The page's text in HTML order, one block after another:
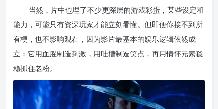
当然，片中也埋了不少更深层的游戏彩蛋，某些设定和
能力，可能只有资深玩家才能立刻看懂。但即便你接不到所
有梗，也不影响观看，因为影片最基本的娱乐逻辑依然成
立：它用血腥制造刺激，用吐槽制造笑点，再用情怀元素稳
稳抓住老粉。